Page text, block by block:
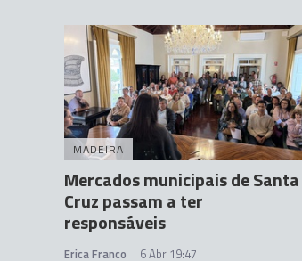
MADEIRA
Mercados municipais de Santa
Cruz passam a ter
responsáveis
Erica Franco 6 Abr 19:47